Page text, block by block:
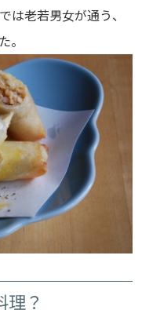
は老若男女が通う、
。
？